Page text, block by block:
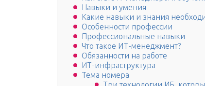
Навыки и умения
Какие навыки и знания
Особенности профессии
Профессиональные навыки
Что такое ИТ-менеджмент?
Обязанности на работе
ИТ-инфраструктура
Тема номера